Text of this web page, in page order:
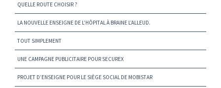
QUELLE ROUTE CHOISIR ?
LA NOUVELLE ENSEIGNE DE L’HÔPITAL À BRAINE L’ALLEUD.
TOUT SIMPLEMENT
UNE CAMPAGNE PUBLICITAIRE POUR SECUREX
PROJET D’ENSEIGNE POUR LE SIÈGE SOCIAL DE MOBISTAR